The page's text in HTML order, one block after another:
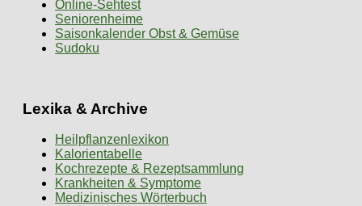
Online-Sehtest
Seniorenheime
Saisonkalender Obst & Gemüse
Sudoku
Lexika & Archive
Heilpflanzenlexikon
Kalorientabelle
Kochrezepte & Rezeptsammlung
Krankheiten & Symptome
Medizinisches Wörterbuch